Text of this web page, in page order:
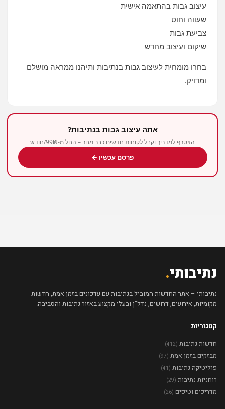
עיצוב גבות בהתאמה אישית
שעווה וחוט
צביעת גבות
שיקום ועיצוב מחדש
בחרו מומחית לעיצוב גבות בנתיבות ותיהנו ממראה מושלם
ומדויק.
אתה עיצוב גבות בנתיבות?
הצטרף למדריך וקבל לקוחות חדשים כבר מחר – החל מ-99₪/חודש
פרסם עכשיו ←
נתיבותי.
נתיבותי – אתר החדשות המוביל בנתיבות עם עדכונים בזמן אמת, חדשות
מקומיות, אירועים, דרושים, נדל"ן ובעלי מקצוע באזור נתיבות והסביבה.
קטגוריות
חדשות נתיבות (412)
מבזקים בזמן אמת (97)
פוליטיקה נתיבות (41)
רוחניות נתיבות (29)
מדריכים וטיפים (26)